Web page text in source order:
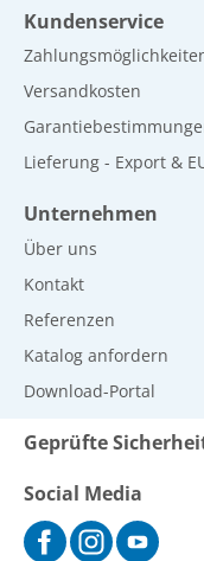
Kundenservice
Versandkosten
Lieferung - Export &
Unternehmen
Über uns
Kontakt
Referenzen
Katalog anfordern
Download-Portal
Geprüfte
Social Media